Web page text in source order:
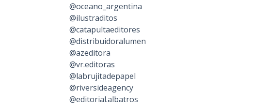
@oceano_argentina
@ilustraditos
@catapultaeditores
@distribuidoralumen
@azeditora
@vr.editoras
@labrujitadepapel
@riversideagency
@editorial.albatros